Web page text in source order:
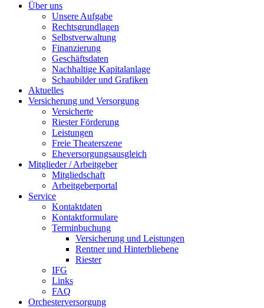
Über uns
Unsere Aufgabe
Rechtsgrundlagen
Selbstverwaltung
Finanzierung
Geschäftsdaten
Nachhaltige Kapitalanlage
Schaubilder und Grafiken
Aktuelles
Versicherung und Versorgung
Versicherte
Riester Förderung
Leistungen
Freie Theaterszene
Eheversorgungsausgleich
Mitglieder / Arbeitgeber
Mitgliedschaft
Arbeitgeberportal
Service
Kontaktdaten
Kontaktformulare
Terminbuchung
Versicherung und Leistungen
Rentner und Hinterbliebene
Riester
IFG
Links
FAQ
Orchesterversorgung